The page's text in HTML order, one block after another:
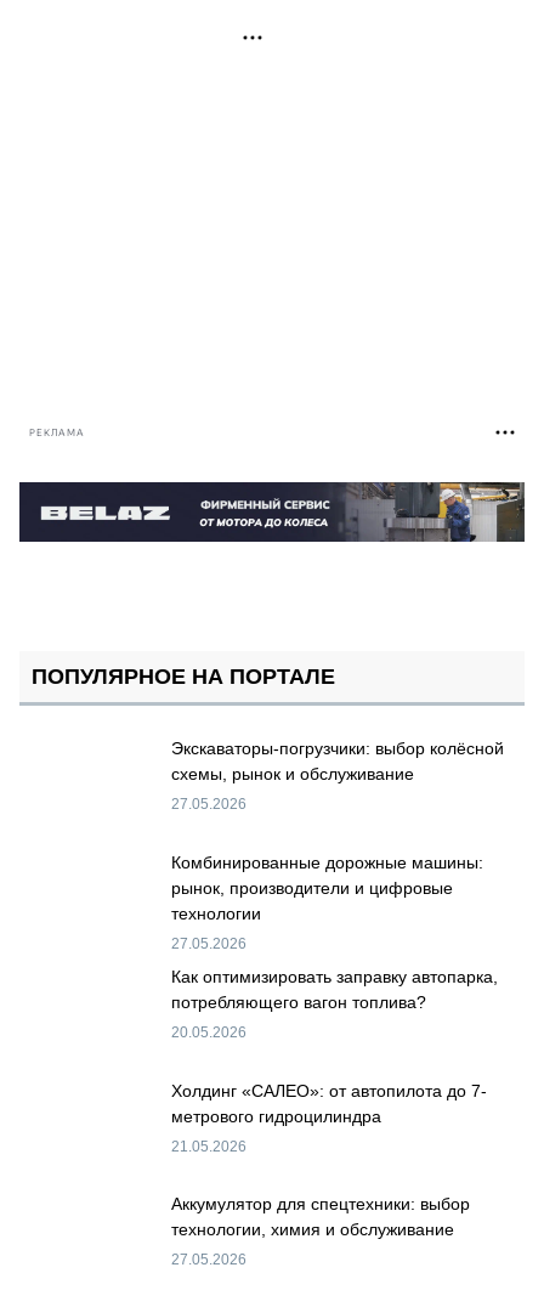
РЕКЛАМА
ПОПУЛЯРНОЕ НА ПОРТАЛЕ
Экскаваторы-погрузчики: выбор колёсной
схемы, рынок и обслуживание
27.05.2026
Комбинированные дорожные машины:
рынок, производители и цифровые
технологии
27.05.2026
Как оптимизировать заправку автопарка,
потребляющего вагон топлива?
20.05.2026
Холдинг «САЛЕО»: от автопилота до 7-
метрового гидроцилиндра
21.05.2026
Аккумулятор для спецтехники: выбор
технологии, химия и обслуживание
27.05.2026